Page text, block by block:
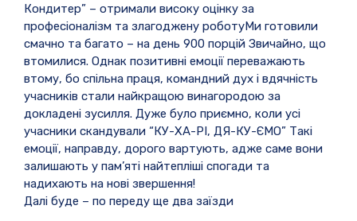
Кондитер” – отримали високу оцінку за
професіоналізм та злагоджену роботуМи готовили
смачно та багато – на день 900 порцій Звичайно, що
втомилися. Однак позитивні емоції переважають
втому, бо спільна праця, командний дух і вдячність
учасників стали найкращою винагородою за
докладені зусилля. Дуже було приємно, коли усі
учасники скандували “КУ-ХА-РІ, ДЯ-КУ-ЄМО” Такі
емоції, направду, дорого вартують, адже саме вони
залишають у пам’яті найтепліші спогади та
надихають на нові звершення!
Далі буде – по переду ще два заїзди